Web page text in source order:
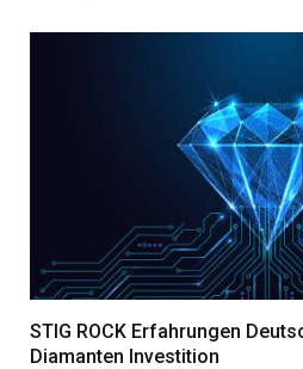
STIG ROCK Erfahrungen
Diamanten Investition